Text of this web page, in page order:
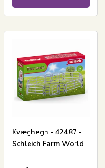
Kvæghegn - 42487 -
Schleich Farm World